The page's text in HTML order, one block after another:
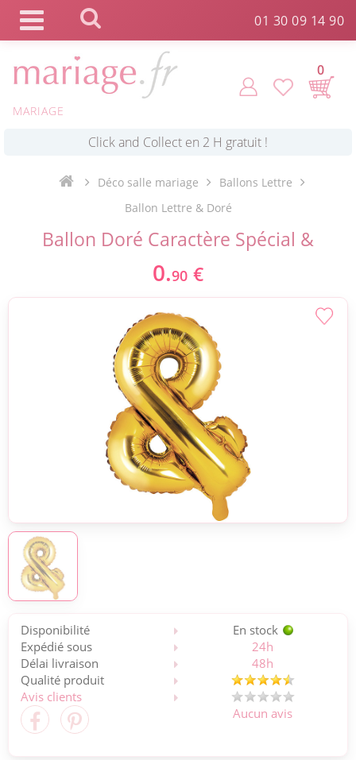
01 30 09 14 90
MARIAGE
0
Click and Collect en 2 H gratuit !
Livraison point relais gratuit dès 89 € !
Déco salle mariage
Ballons Lettre
Ballon Lettre & Doré
Ballon Doré Caractère Spécial &
0.90 €
Disponibilité
En stock
Expédié sous
24h
Délai livraison
48h
Qualité produit
Avis clients
Aucun avis
Panneau de gestion des cookies